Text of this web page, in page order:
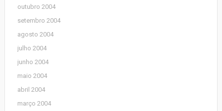
outubro 2004
setembro 2004
agosto 2004
julho 2004
junho 2004
maio 2004
abril 2004
março 2004